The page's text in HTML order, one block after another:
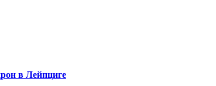
в Лейпциге